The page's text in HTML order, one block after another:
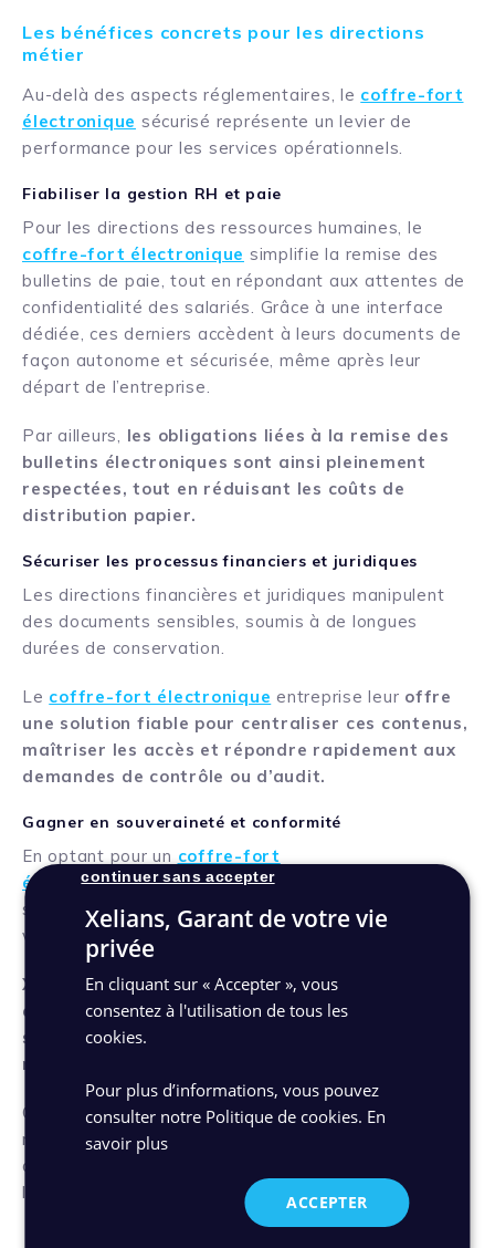
Les bénéfices concrets pour les directions
métier
Au-delà des aspects réglementaires, le coffre-fort
électronique sécurisé représente un levier de
performance pour les services opérationnels.
Fiabiliser la gestion RH et paie
Pour les directions des ressources humaines, le
coffre-fort électronique simplifie la remise des
bulletins de paie, tout en répondant aux attentes de
confidentialité des salariés. Grâce à une interface
dédiée, ces derniers accèdent à leurs documents de
façon autonome et sécurisée, même après leur
départ de l’entreprise.
Par ailleurs, les obligations liées à la remise des
bulletins électroniques sont ainsi pleinement
respectées, tout en réduisant les coûts de
distribution papier.
Sécuriser les processus financiers et juridiques
Les directions financières et juridiques manipulent
des documents sensibles, soumis à de longues
durées de conservation.
Le coffre-fort électronique entreprise leur offre
une solution fiable pour centraliser ces contenus,
maîtriser les accès et répondre rapidement aux
demandes de contrôle ou d’audit.
Gagner en souveraineté et conformité
En optant pour un coffre-fort
électroniquesouverain, les organisations
s’affranchissent des dépendances technologiques
vis-à-vis d’acteurs étrangers.
Xelians propose une solution hébergée en France,
certifiée et administrée par des équipes
spécialisées dans la gestion documentaire et la
réglementation.
Cette souveraineté permet aux DSI et CTO de
renforcer la sécurité globale du système
d’information, sans compromis sur la performance ou
la simplicité d’usage.
Xelians, Garant de votre vie
privée
En cliquant sur « Accepter », vous
consentez à l'utilisation de tous les
cookies.
Pour plus d’informations, vous pouvez
consulter notre Politique de cookies. En
savoir plus
ACCEPTER
continuer sans accepter